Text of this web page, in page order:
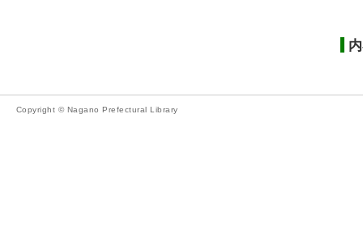
Copyright © Nagano Prefectural Library